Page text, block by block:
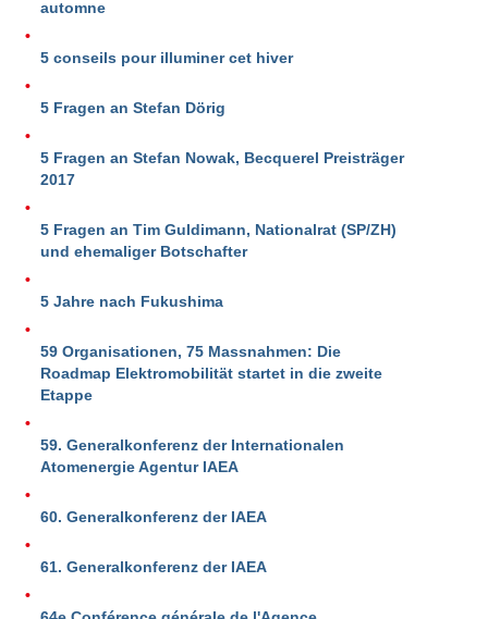
automne
5 conseils pour illuminer cet hiver
5 Fragen an Stefan Dörig
5 Fragen an Stefan Nowak, Becquerel Preisträger
2017
5 Fragen an Tim Guldimann, Nationalrat (SP/ZH)
und ehemaliger Botschafter
5 Jahre nach Fukushima
59 Organisationen, 75 Massnahmen: Die
Roadmap Elektromobilität startet in die zweite
Etappe
59. Generalkonferenz der Internationalen
Atomenergie Agentur IAEA
60. Generalkonferenz der IAEA
61. Generalkonferenz der IAEA